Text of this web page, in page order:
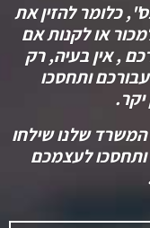
כלומר להזין את
או לקנות אם
, אין בעיה, רק
ותחסכו
שלנו שילחו
לעצמכם